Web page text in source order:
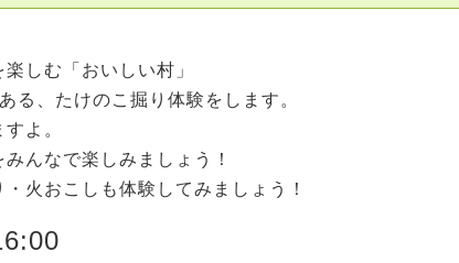
しむ「おいしい村」
る、たけのこ掘り体験をします。
よ。
んなで楽しみましょう！
火おこしも体験してみましょう！